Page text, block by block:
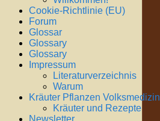
Cookie-Richtlinie (EU)
Forum
Glossar
Glossary
Glossary
Impressum
Literaturverzeichnis
Warum
Kräuter Pflanzen Volksmedizin
Kräuter und Rezepte
Newsletter